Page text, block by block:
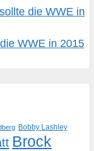
die WWE in
WWE in 2015
Bobby Lashley
Brock